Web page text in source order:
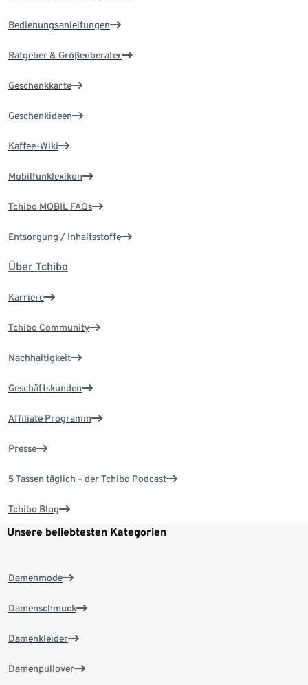
Bedienungsanleitungen
Ratgeber & Größenberater
Geschenkkarte
Geschenkideen
Kaffee-Wiki
Mobilfunklexikon
Tchibo MOBIL FAQs
Entsorgung / Inhaltsstoffe
Über Tchibo
Karriere
Tchibo Community
Nachhaltigkeit
Geschäftskunden
Affiliate Programm
Presse
5 Tassen täglich – der Tchibo Podcast
Tchibo Blog
Unsere beliebtesten Kategorien
Damenmode
Damenschmuck
Damenkleider
Damenpullover